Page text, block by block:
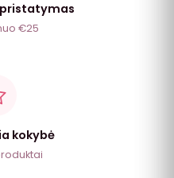
€25
kokybė